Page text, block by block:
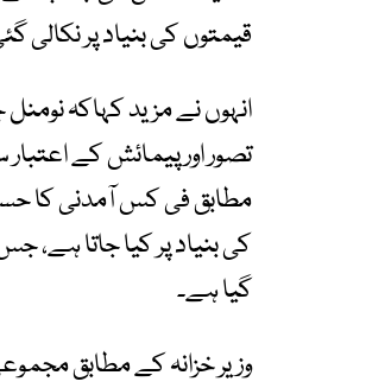
قیمتوں کی بنیاد پر نکالی
انہوں نے مزید کہاکہ
تصور اور پیمائش کے
مطابق فی کس آمدنی کا
گیا ہے۔
وزیر خزانہ کے مطابق